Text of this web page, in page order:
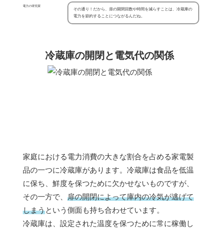
電力の研究家
その通り！だから、扉の開閉回数や時間を減らすことは、冷蔵庫の
電力を節約することにつながるんだね。
冷蔵庫の開閉と電気代の関係
家庭における電力消費の大きな割合を占める家電製
品の一つに冷蔵庫があります。冷蔵庫は食品を低温
に保ち、鮮度を保つために欠かせないものですが、
その一方で、 扉の開閉によって庫内の冷気が逃げて
しまうという側面も持ち合わせています。
冷蔵庫は、設定された温度を保つために常に稼働し